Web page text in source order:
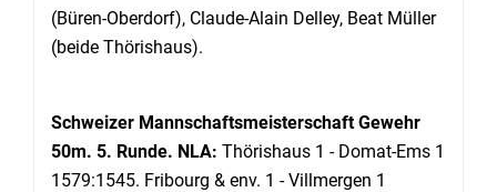
(Büren-Oberdorf), Claude-Alain Delley, Beat Müller
(beide Thörishaus).
Schweizer Mannschaftsmeisterschaft Gewehr
50m. 5. Runde. NLA: Thörishaus 1 - Domat-Ems 1
1579:1545. Fribourg & env. 1 - Villmergen 1